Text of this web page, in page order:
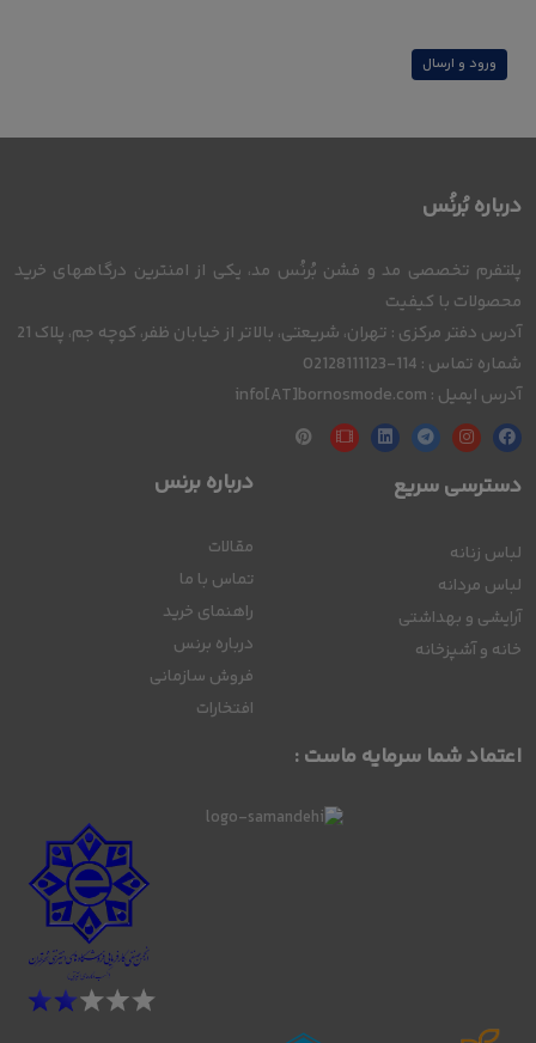
ورود و ارسال
درباره بُرنُس
پلتفرم تخصصی مد و فشن بُرنُس مد، یکی از امنترین درگاههای خرید
محصولات با کیفیت
آدرس دفتر مرکزی : تهران، شریعتی، بالاتر از خیابان ظفر، کوچه جم، پلاک 21
شماره تماس : 114-02128111123
آدرس ایمیل : info[AT]bornosmode.com
دسترسی سریع
لباس زنانه
لباس مردانه
آرایشی و بهداشتی
خانه و آشپزخانه
درباره برنس
مقالات
تماس با ما
راهنمای خرید
درباره برنس
فروش سازمانی
افتخارات
اعتماد شما سرمایه ماست :